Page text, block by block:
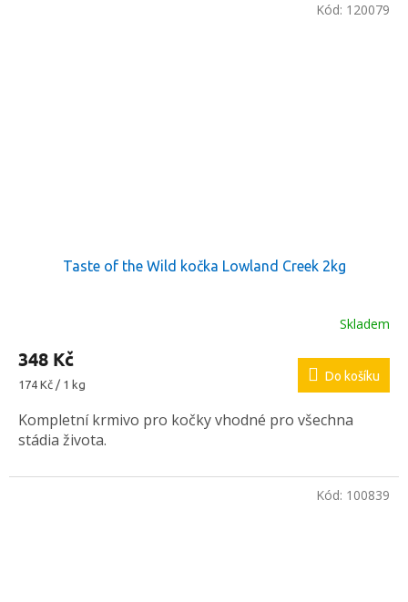
Taste of the Wild kočka Lowland Creek 2kg
Skladem
348 Kč
Měrná
174 Kč / 1 kg
Do košíku
Kompletní krmivo pro kočky vhodné pro všechna
stádia života.
Kód: 120079
Kód: 100839